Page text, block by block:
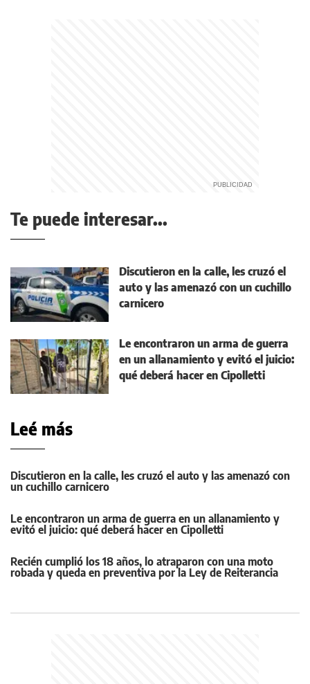
Te puede interesar...
Discutieron en la calle, les cruzó el
auto y las amenazó con un cuchillo
carnicero
Le encontraron un arma de guerra
en un allanamiento y evitó el juicio:
qué deberá hacer en Cipolletti
Leé más
Discutieron en la calle, les cruzó el auto y las amenazó con
un cuchillo carnicero
Le encontraron un arma de guerra en un allanamiento y
evitó el juicio: qué deberá hacer en Cipolletti
Recién cumplió los 18 años, lo atraparon con una moto
robada y queda en preventiva por la Ley de Reiterancia